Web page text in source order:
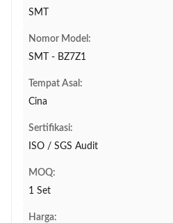
SMT
Nomor Model:
SMT - BZ7Z1
Tempat Asal:
Cina
Sertifikasi:
ISO / SGS Audit
MOQ:
1 Set
Harga: